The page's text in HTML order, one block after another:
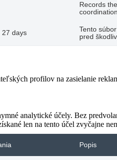
Records
27 days
Tento
pred
profilov na zasielanie
analytické účely. Bez
len na tento účel zvyčajne
Popis